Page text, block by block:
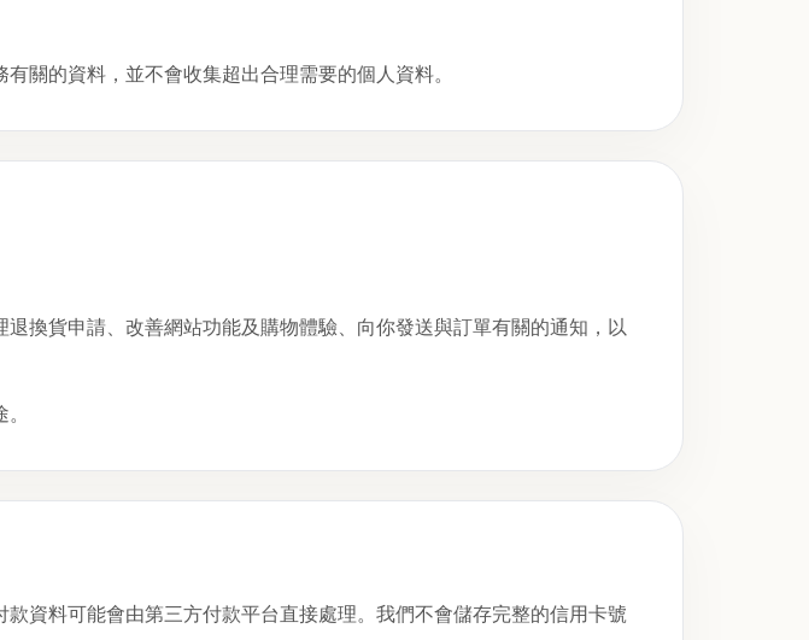
關的資料，並不會收集超出合理需要的個人資料。
換貨申請、改善網站功能及購物體驗、向你發送與訂單有關的通知，以
資料可能會由第三方付款平台直接處理。我們不會儲存完整的信用卡號